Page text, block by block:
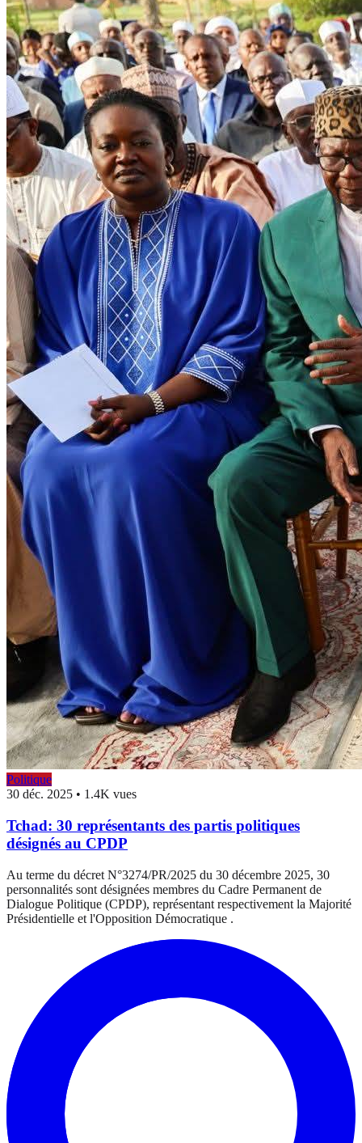
Politique
30 déc. 2025 • 1.4K vues
Tchad: 30 représentants des partis politiques
désignés au CPDP
Au terme du décret N°3274/PR/2025 du 30 décembre 2025, 30
personnalités sont désignées membres du Cadre Permanent de
Dialogue Politique (CPDP), représentant respectivement la Majorité
Présidentielle et l'Opposition Démocratique .